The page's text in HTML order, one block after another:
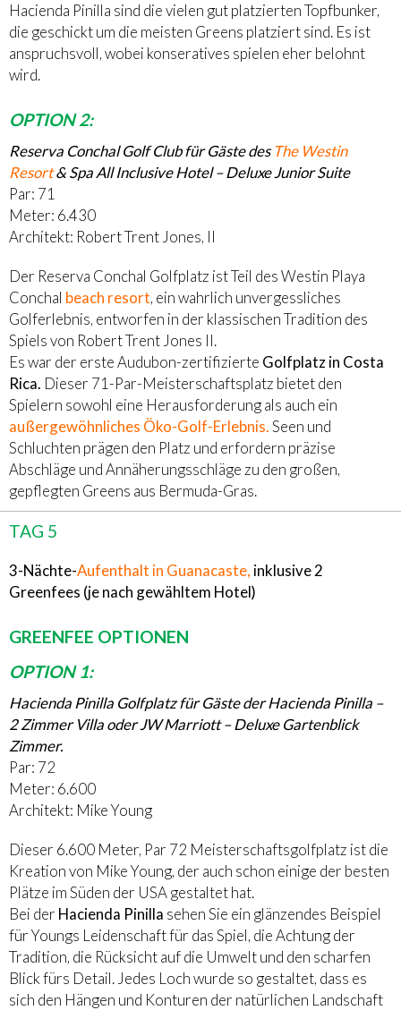
Hacienda Pinilla sind die vielen gut platzierten Topfbunker,
die geschickt um die meisten Greens platziert sind. Es ist
anspruchsvoll, wobei konseratives spielen eher belohnt
wird.
OPTION 2:
Reserva Conchal Golf Club für Gäste desThe Westin
Resort& Spa All Inclusive Hotel – Deluxe Junior Suite
Par: 71
Meter: 6.430
Architekt: Robert Trent Jones, II
Der Reserva Conchal Golfplatz ist Teil des Westin Playa
Conchal beach resort, ein wahrlich unvergessliches
Golferlebnis, entworfen in der klassischen Tradition des
Spiels von Robert Trent Jones II.
Es war der erste Audubon-zertifizierte Golfplatz in Costa
Rica. Dieser 71-Par-Meisterschaftsplatz bietet den
Spielern sowohl eine Herausforderung als auch ein
außergewöhnliches Öko-Golf-Erlebnis.Seen und
Schluchten prägen den Platz und erfordern präzise
Abschläge und Annäherungsschläge zu den großen,
gepflegten Greens aus Bermuda-Gras.
TAG 5
3-Nächte-Aufenthalt in Guanacaste, inklusive 2
Greenfees (je nach gewähltem Hotel)
GREENFEE OPTIONEN
OPTION 1:
Hacienda Pinilla Golfplatz für Gäste der Hacienda Pinilla –
2 Zimmer Villa oder JW Marriott – Deluxe Gartenblick
Zimmer.
Par: 72
Meter: 6.600
Architekt: Mike Young
Dieser 6.600 Meter, Par 72 Meisterschaftsgolfplatz ist die
Kreation von Mike Young, der auch schon einige der besten
Plätze im Süden der USA gestaltet hat.
Bei der Hacienda Pinilla sehen Sie ein glänzendes Beispiel
für Youngs Leidenschaft für das Spiel, die Achtung der
Tradition, die Rücksicht auf die Umwelt und den scharfen
Blick fürs Detail. Jedes Loch wurde so gestaltet, dass es
sich den Hängen und Konturen der natürlichen Landschaft